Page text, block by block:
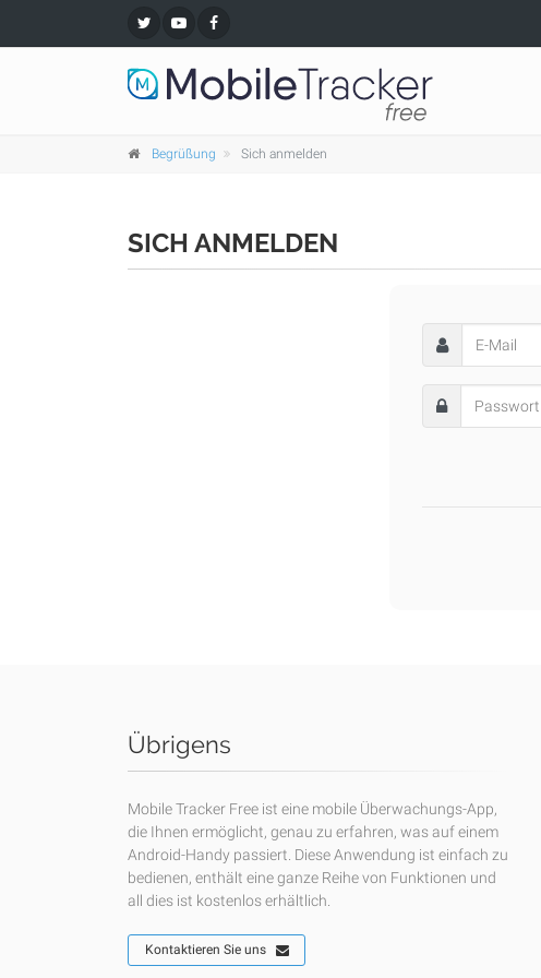
Begrüßung Sich anmelden
SICH ANMELDEN
Übrigens
Mobile Tracker Free ist eine mobile Überwachungs-App,
die Ihnen ermöglicht, genau zu erfahren, was auf einem
Android-Handy passiert. Diese Anwendung ist einfach zu
bedienen, enthält eine ganze Reihe von Funktionen und
all dies ist kostenlos erhältlich.
Kontaktieren Sie uns